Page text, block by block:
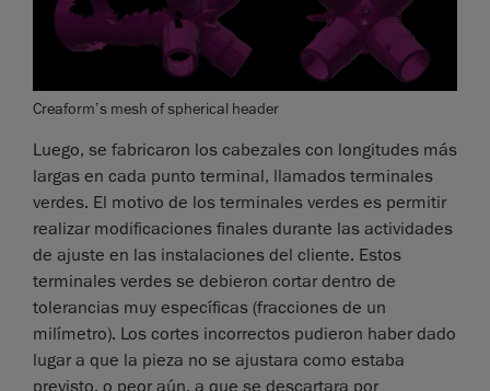
Creaform’s mesh of spherical header
Luego, se fabricaron los cabezales con longitudes más
largas en cada punto terminal, llamados terminales
verdes. El motivo de los terminales verdes es permitir
realizar modificaciones finales durante las actividades
de ajuste en las instalaciones del cliente. Estos
terminales verdes se debieron cortar dentro de
tolerancias muy específicas (fracciones de un
milímetro). Los cortes incorrectos pudieron haber dado
lugar a que la pieza no se ajustara como estaba
previsto, o peor aún, a que se descartara por